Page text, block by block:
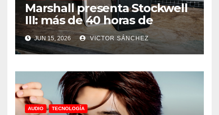
Marshall presenta Stockwell
III: más de 40 horas de
música y sonido 360°
JUN 15, 2026 VICTOR SÁNCHEZ
AUDIO TECNOLOGÍA